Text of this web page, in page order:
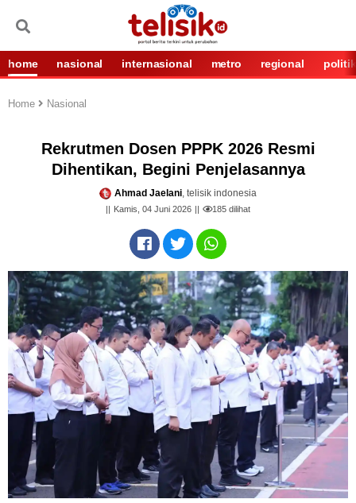
home nasional internasional metro regional politik
Home Nasional
Rekrutmen Dosen PPPK 2026 Resmi
Dihentikan, Begini Penjelasannya
Ahmad Jaelani, telisik indonesia
Kamis, 04 Juni 2026 185 dilihat